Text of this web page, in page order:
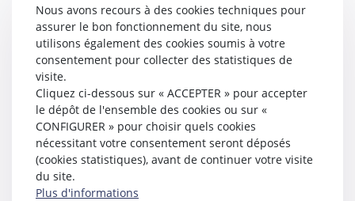
Tél : 05 61 21 96 84
N° SIRET : 42125530800015
Jérôme MARFAING-DIDIER
Hébergement
Société SEPTEO Legaltech
194 avenue de la Gare Sud de France - 34970 LATTES
Nous avons recours à des cookies techniques pour
assurer le bon fonctionnement du site, nous
utilisons également des cookies soumis à votre
consentement pour collecter des statistiques de
visite.
Cliquez ci-dessous sur « ACCEPTER » pour accepter
le dépôt de l'ensemble des cookies ou sur «
CONFIGURER » pour choisir quels cookies
nécessitant votre consentement seront déposés
(cookies statistiques), avant de continuer votre visite
du site.
Plus d'informations